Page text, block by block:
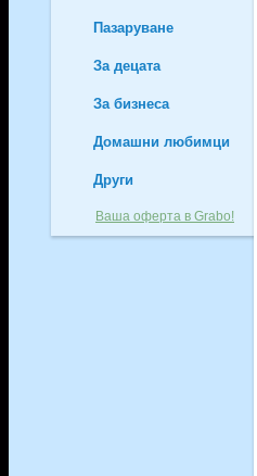
Пазаруване
За децата
За бизнеса
Домашни любимци
Други
Ваша оферта в Grabo!